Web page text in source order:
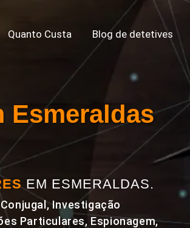
Quanto Custa Blog de detetives
Esmeraldas
EM ESMERALDAS.
Investigação
Particulares, Espionagem,